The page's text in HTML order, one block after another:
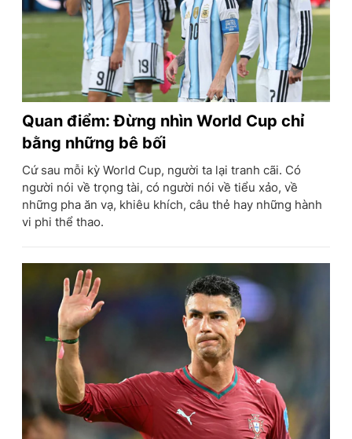
Quan điểm: Đừng nhìn World Cup chỉ
bằng những bê bối
Cứ sau mỗi kỳ World Cup, người ta lại tranh cãi. Có
người nói về trọng tài, có người nói về tiểu xảo, về
những pha ăn vạ, khiêu khích, câu thẻ hay những hành
vi phi thể thao.